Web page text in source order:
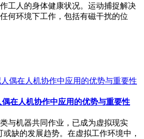
工人的身体健康状况。运动捕捉解决
何环境下工作，包括有磁干扰的位
偶在人机协作中应用的优势与重要性
与机器共同作业，已成为虚拟现实
或缺的发展趋势。在虚拟工作环境中，